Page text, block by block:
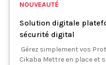
NOUVEAUTÉ
Solution digitale
sécurité digital
Gérez simplement vos
Cikaba Mettre en place et